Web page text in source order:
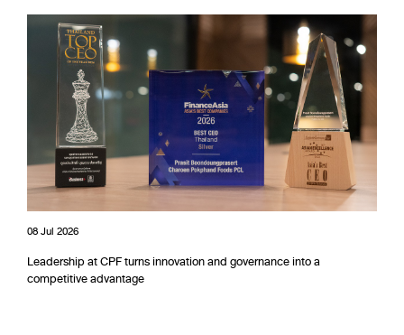
08 Jul 2026
Leadership at CPF turns innovation and governance into a
competitive advantage